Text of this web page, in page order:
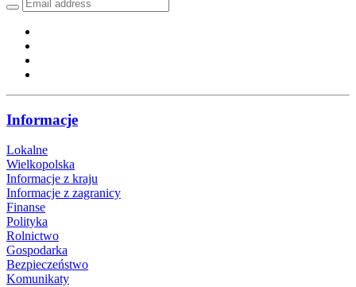
Informacje
Lokalne
Wielkopolska
Informacje z kraju
Informacje z zagranicy
Finanse
Polityka
Rolnictwo
Gospodarka
Bezpieczeństwo
Komunikaty